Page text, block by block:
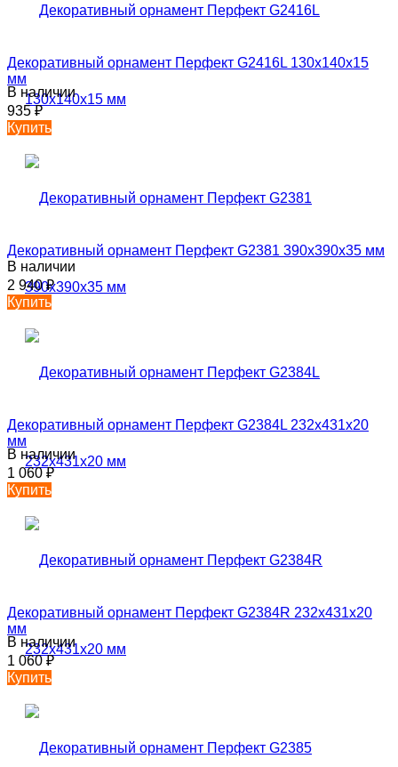
Декоративный орнамент Перфект G2416L 130х140х15
мм
В наличии
935₽
Купить
Декоративный орнамент Перфект G2381 390х390х35 мм
В наличии
2 940₽
Купить
Декоративный орнамент Перфект G2384L 232х431х20
мм
В наличии
1 060₽
Купить
Декоративный орнамент Перфект G2384R 232х431х20
мм
В наличии
1 060₽
Купить